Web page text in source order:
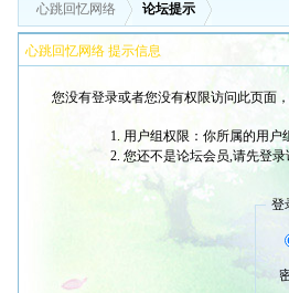
心跳回忆网络 论坛提示
心跳回忆网络 提示信息
您没有登录或者您没有权限访问此页面
用户组权限：你所属的用户
您还不是论坛会员,请先登录
登